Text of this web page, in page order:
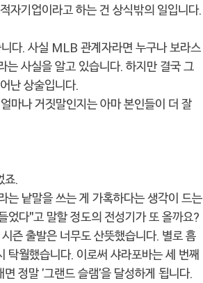
자기업이라고 하는 건 상식밖의 일입니다.
다. 사실 MLB 관계자라면 누구나 보라스
는 사실을 알고 있습니다. 하지만 결국 그
난 상술입니다.
마나 거짓말인지는 아마 본인들이 더 잘
죠.
낱말을 쓰는 게 가혹하다는 생각이 드는
었다"고 말할 정도의 전성기가 또 올까요?
즌 출발은 너무도 산뜻했습니다. 별로 흠
탁월했습니다. 이로써 샤라포바는 세 번째
정말 '그랜드 슬램'을 달성하게 됩니다.